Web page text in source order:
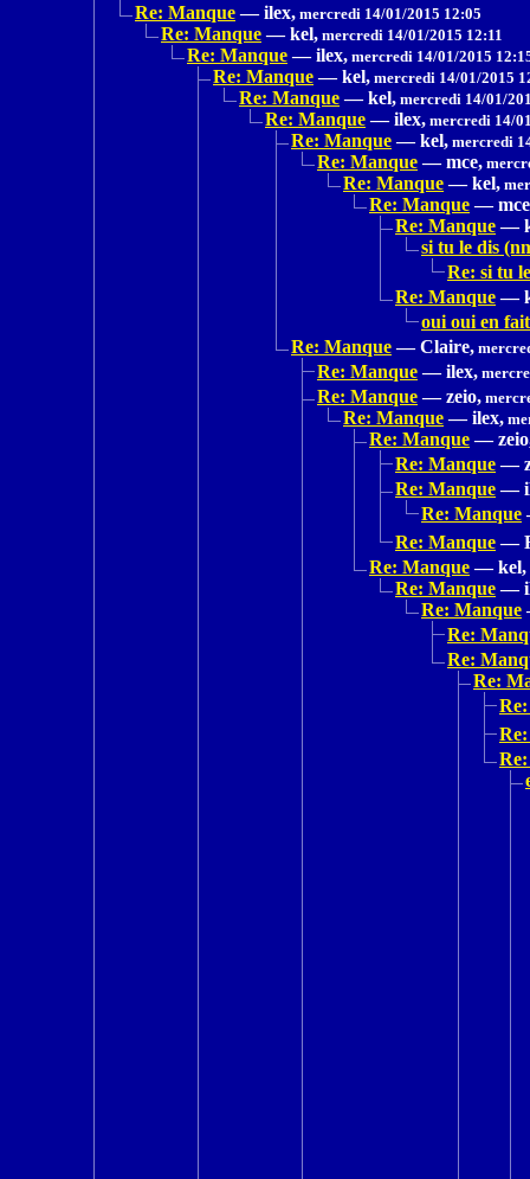
Re: Manque — ilex, mercredi 14/01/2015 12:05
Re: Manque — kel, mercredi 14/01/2015 12:11
Re: Manque — ilex, mercredi 14/01/2015
Re: Manque — kel, mercredi 14/01/2015
Re: Manque — kel, mercredi 14/01/
Re: Manque — ilex, mercredi 14/
Re: Manque — kel, mercredi
Re: Manque — mce,
Re: Manque — kel,
Re: Manque —
Re: Manque —
si tu le dis
Re: si tu
Re: Manque —
oui oui en
Re: Manque — Claire,
Re: Manque — ilex,
Re: Manque — zeio,
Re: Manque — ilex,
Re: Manque —
Re: Manque —
Re: Manque —
Re: Manque
Re: Manque —
Re: Manque — kel,
Re: Manque —
Re: Manque
Re:
Re:
Re: